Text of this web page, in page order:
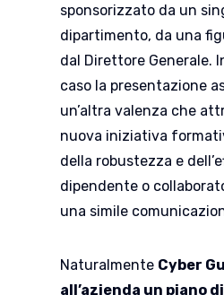
sponsorizzato da un
dipartimento, da una
dal Direttore Generale.
caso la presentazione
un’altra valenza che
nuova iniziativa
della robustezza e
dipendente o
una simile
Naturalmente Cyber
all’azienda un piano